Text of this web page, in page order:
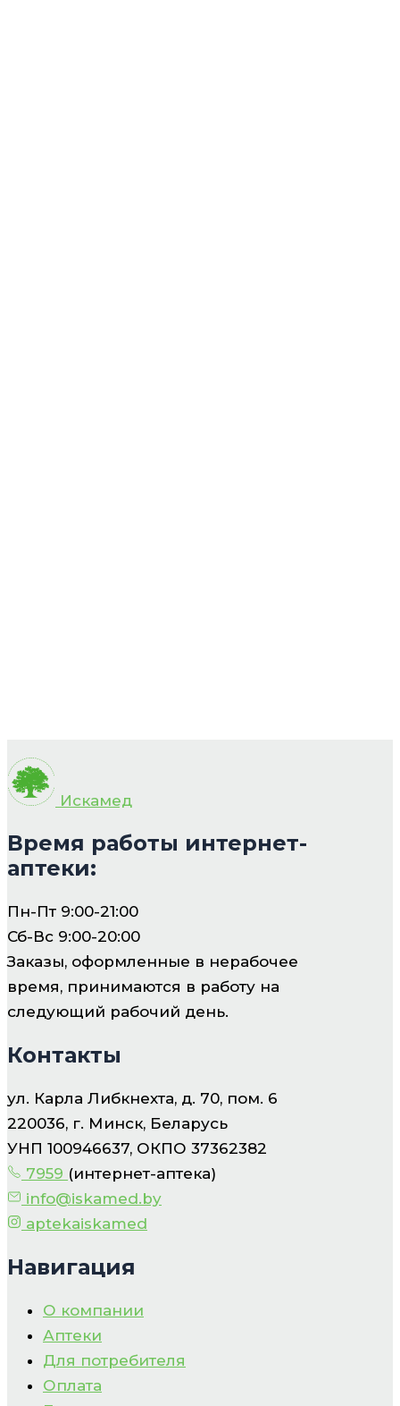
Искамед
Время работы интернет-
аптеки:
Пн-Пт 9:00-21:00
Сб-Вс 9:00-20:00
Заказы, оформленные в нерабочее
время, принимаются в работу на
следующий рабочий день.
Контакты
ул. Карла Либкнехта, д. 70, пом. 6
220036, г. Минск, Беларусь
УНП 100946637, ОКПО 37362382
7959 (интернет-аптека)
info@iskamed.by
aptekaiskamed
Навигация
О компании
Аптеки
Для потребителя
Оплата